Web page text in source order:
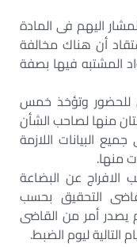
اليهم فى المادة
أن هناك مخالفة
المشتبه فيها بصفة
للحضور وتؤخذ خمس
منها لصاحب الشأن
البيانات اللازمة
منها.
عن البضاعة
التحقيق بحسب
يصدر أمر من القاضى
التالية ليوم الضبط.